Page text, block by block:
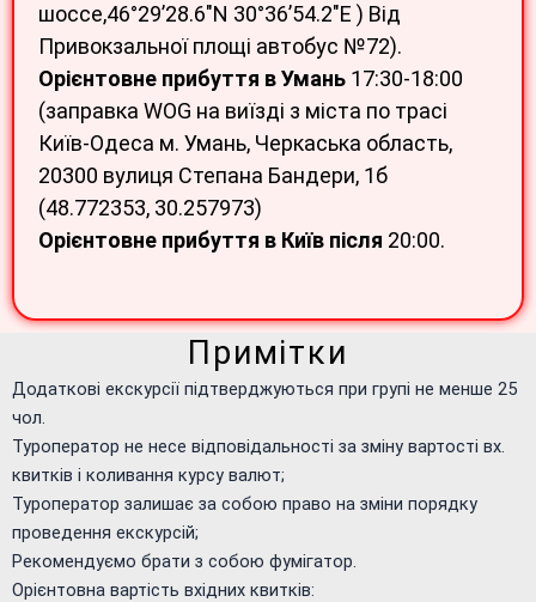
шоссе,46°29’28.6″N 30°36’54.2″E ) Від
Привокзальної площі автобус №72).
Орієнтовне прибуття в Умань 17:30-18:00
(заправка WOG на виїзді з міста по трасі
Київ-Одеса м. Умань, Черкаська область,
20300 вулиця Степана Бандери, 1б
(48.772353, 30.257973)
Орієнтовне прибуття в Київ після 20:00.
Примітки
Додаткові екскурсії підтверджуються при групі не менше 25
чол.
Туроператор не несе відповідальності за зміну вартості вх.
квитків і коливання курсу валют;
Туроператор залишає за собою право на зміни порядку
проведення екскурсій;
Рекомендуємо брати з собою фумігатор.
Орієнтовна вартість вхідних квитків: